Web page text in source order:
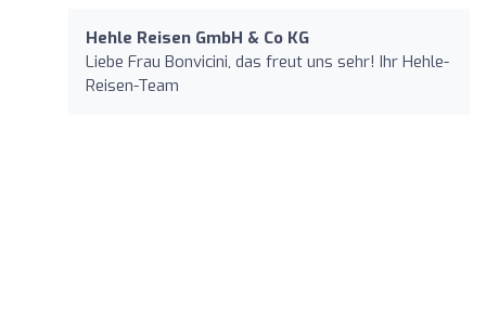
Hehle Reisen GmbH & Co KG
Liebe Frau Bonvicini, das freut uns sehr! Ihr Hehle-
Reisen-Team